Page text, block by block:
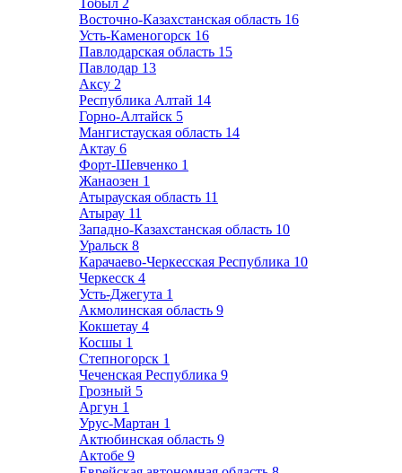
Тобыл 2
Восточно-Казахстанская область 16
Усть-Каменогорск 16
Павлодарская область 15
Павлодар 13
Аксу 2
Республика Алтай 14
Горно-Алтайск 5
Мангистауская область 14
Актау 6
Форт-Шевченко 1
Жанаозен 1
Атырауская область 11
Атырау 11
Западно-Казахстанская область 10
Уральск 8
Карачаево-Черкесская Республика 10
Черкесск 4
Усть-Джегута 1
Акмолинская область 9
Кокшетау 4
Косшы 1
Степногорск 1
Чеченская Республика 9
Грозный 5
Аргун 1
Урус-Мартан 1
Актюбинская область 9
Актобе 9